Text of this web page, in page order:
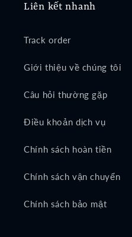
Liên kết nhanh
Track order
Giới thiệu về chúng tôi
Câu hỏi thường gặp
Điều khoản dịch vụ
Chính sách hoàn tiền
Chính sách vận chuyển
Chính sách bảo mật